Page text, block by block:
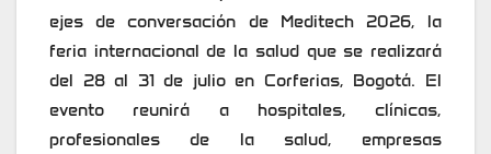
ejes de conversación de Meditech 2026, la
feria internacional de la salud que se realizará
del 28 al 31 de julio en Corferias, Bogotá. El
evento reunirá a hospitales, clínicas,
profesionales de la salud, empresas